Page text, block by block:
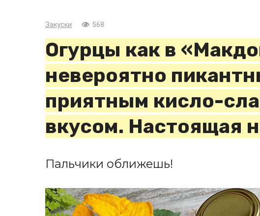
Закуски 568
Огурцы как в
невероятно
приятным кисло-
вкусом. Настоящая
Пальчики оближешь!